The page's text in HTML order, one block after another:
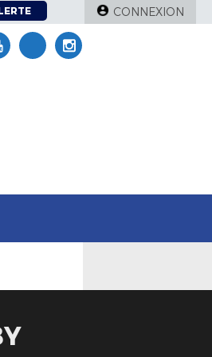
CONNEXION